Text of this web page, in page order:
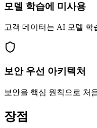
모델 학습에 미사용
고객 데이터는 AI 모델 학
보안 우선 아키텍처
보안을 핵심 원칙으로 처
장점